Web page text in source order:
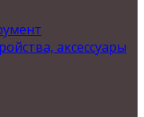
аксессуары